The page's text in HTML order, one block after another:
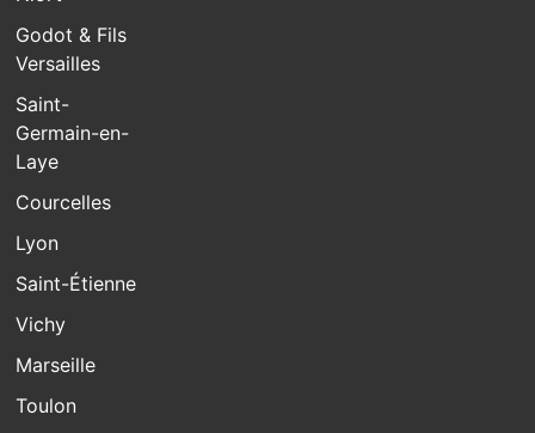
Godot & Fils
Versailles
Saint-
Germain-en-
Laye
Courcelles
Lyon
Saint-Étienne
Vichy
Marseille
Toulon